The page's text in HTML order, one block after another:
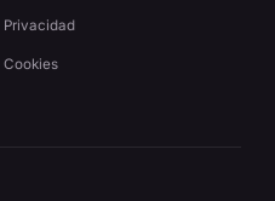
Privacidad
Cookies